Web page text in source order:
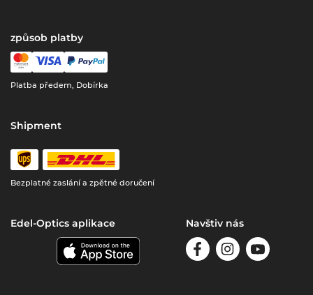
způsob platby
Platba předem, Dobírka
Shipment
Bezplatné zaslání a zpětné doručení
Edel-Optics aplikace Navštiv nás